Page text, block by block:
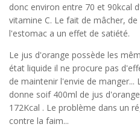
donc environ entre 70 et 90kcal
vitamine C. Le fait de mâcher,
l'estomac a un effet de satiété.
Le jus d'orange possède les
état liquide il ne procure pas
de maintenir l'envie de manger...
donne soif 400ml de jus
172Kcal . Le problème dans un
contre la faim...